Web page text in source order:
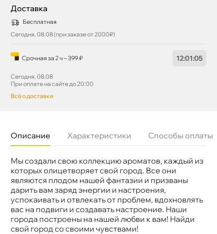
Доставка
Бесплатная
Сегодня, 08.08 (при заказе от 2000₽)
Срочная за 2 ч – 399 ₽ 12:01:05
Сегодня, 08.08
При оплате на сайте до 20:00
сё о доставке
Описание Характеристики Способы оплаты
Мы создали свою коллекцию ароматов, каждый из
которых олицетворяет свой город. Все они
являются плодом нашей фантазии и призваны
дарить вам заряд энергии и настроения,
успокаивать и отвлекать от проблем, вдохновлять
ас на подвиги и создавать настроение. Наши
орода построены на нашей любви к вам! Найди
свой город со своими чувствами!
Бренд
Leraton